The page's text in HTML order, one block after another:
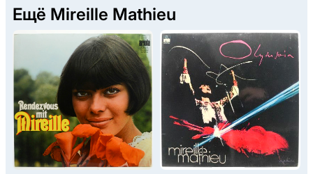
Ещё Mireille Mathieu